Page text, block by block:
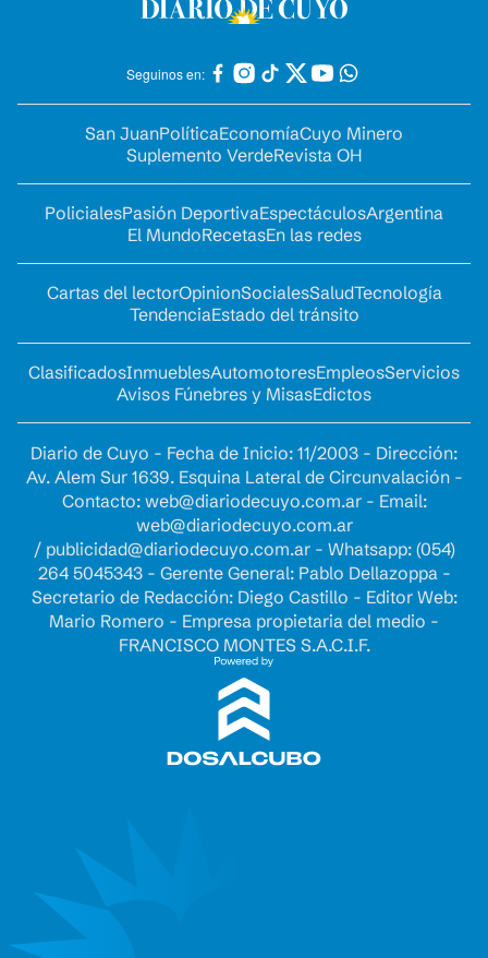
Seguinos en:
San JuanPolíticaEconomíaCuyo Minero
Suplemento VerdeRevista OH
PolicialesPasión DeportivaEspectáculosArgentina
El MundoRecetasEn las redes
Cartas del lectorOpinionSocialesSaludTecnología
TendenciaEstado del tránsito
ClasificadosInmueblesAutomotoresEmpleosServicios
Avisos Fúnebres y MisasEdictos
Diario de Cuyo - Fecha de Inicio: 11/2003 - Dirección:
Av. Alem Sur 1639. Esquina Lateral de Circunvalación -
Contacto: web@diariodecuyo.com.ar- Email:
web@diariodecuyo.com.ar
/ publicidad@diariodecuyo.com.ar- Whatsapp: (054)
264 5045343 - Gerente General: Pablo Dellazoppa -
Secretario de Redacción: Diego Castillo - Editor Web:
Mario Romero - Empresa propietaria del medio -
FRANCISCO MONTES S.A.C.I.F.